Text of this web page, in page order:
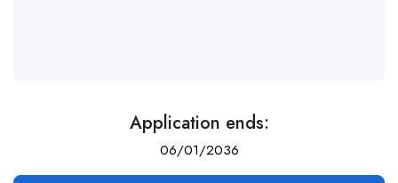
Application ends:
06/01/2036